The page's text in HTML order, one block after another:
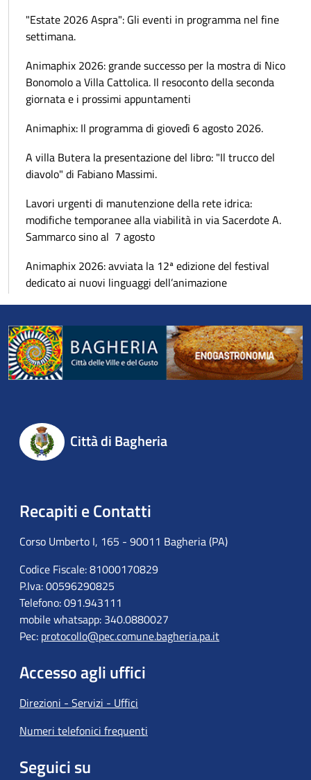
"Estate 2026 Aspra": Gli eventi in programma nel fine
settimana.
Animaphix 2026: grande successo per la mostra di Nico
Bonomolo a Villa Cattolica. Il resoconto della seconda
giornata e i prossimi appuntamenti
Animaphix: Il programma di giovedì 6 agosto 2026.
A villa Butera la presentazione del libro: "Il trucco del
diavolo" di Fabiano Massimi.
Lavori urgenti di manutenzione della rete idrica:
modifiche temporanee alla viabilità in via Sacerdote A.
Sammarco sino al 7 agosto
Animaphix 2026: avviata la 12ª edizione del festival
dedicato ai nuovi linguaggi dell’animazione
Città di Bagheria
Recapiti e Contatti
Corso Umberto I, 165 - 90011 Bagheria (PA)
Codice Fiscale: 81000170829
P.Iva: 00596290825
Telefono: 091.943111
mobile whatsapp: 340.0880027
Pec: protocollo@pec.comune.bagheria.pa.it
Accesso agli uffici
Direzioni - Servizi - Uffici
Numeri telefonici frequenti
Seguici su